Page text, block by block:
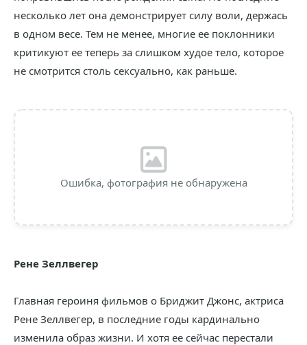
несколько лет она демонстрирует силу воли, держась
в одном весе. Тем не менее, многие ее поклонники
критикуют ее теперь за слишком худое тело, которое
не смотрится столь сексуально, как раньше.
Ошибка, фотография не обнаружена
Рене Зеллвегер
Главная героиня фильмов о Бриджит Джонс, актриса
Рене Зеллвегер, в последние годы кардинально
изменила образ жизни. И хотя ее сейчас перестали